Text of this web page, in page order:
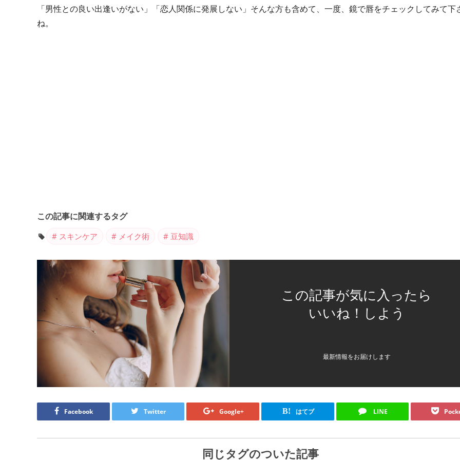
「男性との良い出逢いがない」「恋人関係に発展しない」そんな方も含めて、一度、鏡で唇をチェックしてみて下
ね。
この記事に関連するタグ
スキンケア メイク術 豆知識
この記事が気に入ったら
いいね！しよう
最新情報をお届けします
Facebook Twitter Google+ B! はてブ LINE
同じタグのついた記事